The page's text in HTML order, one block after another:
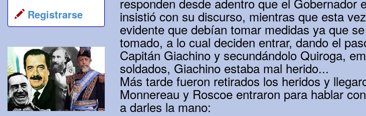
Registrarse
insistió con su discurso, mientras que esta
evidente que debían tomar medidas ya que
tomado, a lo cual deciden entrar, dando el
Capitán Giachino y secundándolo Quiroga,
soldados, Giachino estaba mal herido...
Más tarde fueron retirados los heridos y
Monnereau y Roscoe entraron para hablar
a darles la mano: